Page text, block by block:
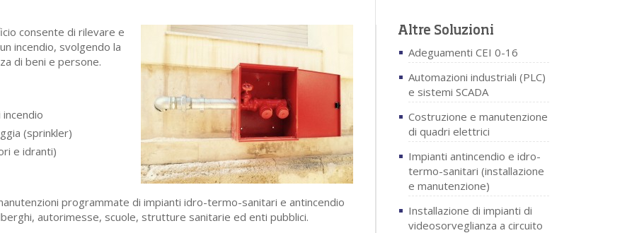
consente di rilevare e
incendio, svolgendo la
di beni e persone.
(sprinkler)
e idranti)
programmate di impianti idro-termo-sanitari e antincendio
autorimesse, scuole, strutture sanitarie ed enti pubblici.
Altre Soluzioni
Adeguamenti CEI 0-16
Automazioni industriali (PLC)
e sistemi SCADA
Costruzione e manutenzione
di quadri elettrici
Impianti antincendio e idro-
termo-sanitari (installazione
e manutenzione)
Installazione di impianti di
videosorveglianza a circuito